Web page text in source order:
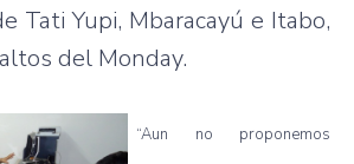
Tati Yupi, Mbaracayú e Itabo,
del Monday.
“Aun no proponemos